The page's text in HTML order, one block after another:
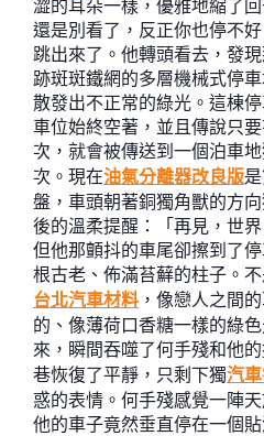
澀的耳朵一樣，優雅地縮了
還是別看了，反正你也停不
跳出來了。他轉頭看去，發
跡斑斑鐵網的多層機械式停
散發出不正常的綠光。這棟
車位始終空著，並且傳說只
次，就會被傳送到一個泊車
次。現在油氣分離器改良版
盤，車頭朝著銅獨角獸的方
後的溫柔提醒：「再見，世
但他那顫抖的車尾卻擦到了
根古老、佈滿苔蘚的柱子。
台北汽車材料 ，像戀人之間
的、像薄荷口香糖一樣的綠
來，瞬間吞噬了何手殘和他
巷恢復了平靜，只剩下獨汽
惑的表情。何手殘感覺一陣
他的車子竟然垂直停在一個